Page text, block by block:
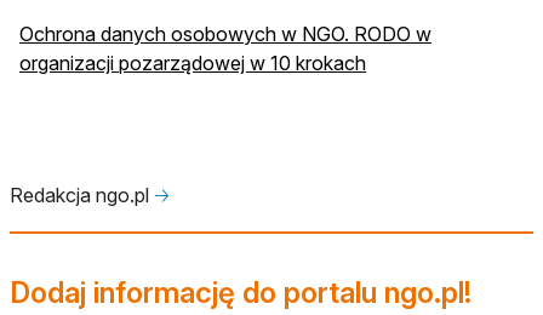
Ochrona danych osobowych w NGO. RODO w
organizacji pozarządowej w 10 krokach
Redakcja ngo.pl 🡢
Dodaj informację do portalu ngo.pl!